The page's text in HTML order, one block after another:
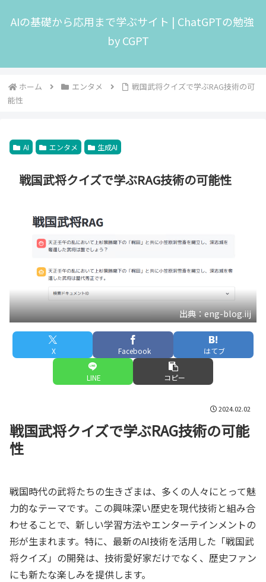
AIの基礎から応用まで学ぶサイト | ChatGPTの勉強
by CGPT
ホーム エンタメ
戦国武将クイズで学ぶRAG技術の可
能性
AI エンタメ 生成AI
戦国武将クイズで学ぶRAG技術の可能性
出典：eng-blog.iij
X Facebook はてブ
LINE コピー
2024.02.02
戦国武将クイズで学ぶRAG技術の可能
性
戦国時代の武将たちの生きざまは、多くの人々にとって魅
力的なテーマです。この興味深い歴史を現代技術と組み合
わせることで、新しい学習方法やエンターテインメントの
形が生まれます。特に、最新のAI技術を活用した「戦国武
将クイズ」の開発は、技術愛好家だけでなく、歴史ファン
にも新たな楽しみを提供します。